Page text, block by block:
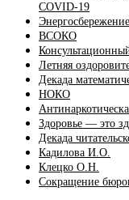
COVID-19
ВСОКО
Летняя
Декада
НОКО
Здоровье — это
Декада
Кадилова И.О.
Клецко О.Н.
Сокращение